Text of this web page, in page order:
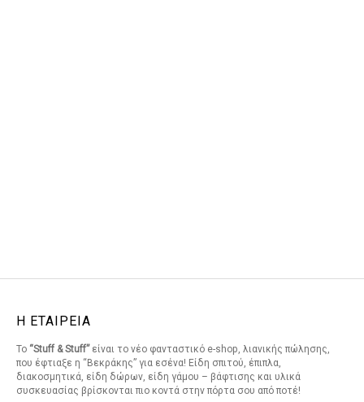
Η ΕΤΑΙΡΕΙΑ
Το “Stuff & Stuff”είναι το νέο φανταστικό e-shop, λιανικής πώλησης,
που έφτιαξε η “Βεκράκης” για εσένα! Είδη σπιτού, έπιπλα,
διακοσμητικά, είδη δώρων, είδη γάμου – βάφτισης και υλικά
συσκευασίας βρίσκονται πιο κοντά στην πόρτα σου από ποτέ!